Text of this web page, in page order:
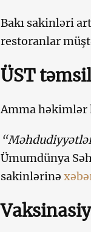
Bakı sakinləri
restoranlar
ÜST
Amma həkimlər
Ümumdünya
sakinlərinə